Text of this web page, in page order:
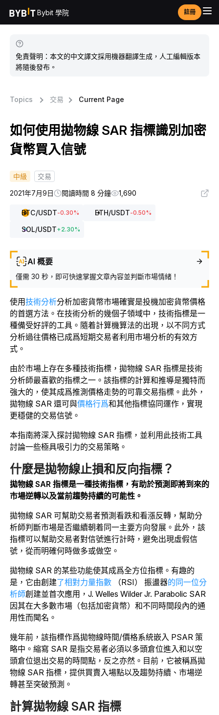
Bybit 學院 註冊
免責聲明：本文的中文譯文採用機器翻譯生成，人工編輯版本
將隨後發布。
Topics 交易 Current Page
如何使用拋物線 SAR 指標識別加密
貨幣買入信號
中級
交易
2021年7月9日
閱讀時間 8 分鐘 1,690
BTC/USDT-0.30% ETH/USDT-0.50%
SOL/USDT+2.30%
AI 概要
僅需 30 秒，即可快速掌握文章內容並判斷市場情緒！
使用技術分析分析加密貨幣市場確實是投機加密貨幣價格
的首選方法。在技術分析的幾個子領域中，技術指標是一
種備受好評的工具。隨着計算機算法的出現，以不同方式
分析過往價格已成爲短期交易者利用市場分析的有效方
式。
由於市場上存在多種技術指標，拋物線 SAR 指標是技術
分析師最喜歡的指標之一。該指標的計算和推導是獨特而
強大的，使其成爲推測價格走勢的可靠交易指標。此外，
拋物線 SAR 還可與價格行爲和其他指標協同運作，實現
更穩健的交易信號。
本指南將深入探討拋物線 SAR 指標，並利用此技術工具
討論一些極具吸引力的交易策略。
什麼是拋物線止損和反向指標？
拋物線 SAR 指標是一種技術指標，有助於預測即將到來的
市場逆轉以及當前趨勢持續的可能性。
拋物線 SAR 可幫助交易者預測看跌和看漲反轉，幫助分
析師判斷市場是否繼續朝着同一主要方向發展。此外，該
指標可以幫助交易者對信號進行計時，避免出現虛假信
號，從而明確何時做多或做空。
拋物線 SAR 的某些功能使其成爲全方位指標。有趣的
是，它由創建了相對力量指數 （RSI） 振盪器的同一位分
析師創建並首次應用，J. Welles Wilder Jr. Parabolic SAR
因其在大多數市場（包括加密貨幣）和不同時間段內的通
用性而聞名。
幾年前，該指標作爲拋物線時間/價格系統嵌入 PSAR 策
略中。縮寫 SAR 是指交易者必須以多頭倉位進入和以空
頭倉位退出交易的時間點，反之亦然。目前，它被稱爲拋
物線 SAR 指標，提供買賣入場點以及趨勢持續、市場逆
轉甚至突破預測。
計算拋物線 SAR 指標